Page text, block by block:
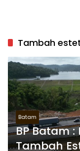
Tambah
Batam
BP Batam :
Tambah